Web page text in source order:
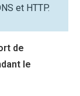
et HTTP.
de
le